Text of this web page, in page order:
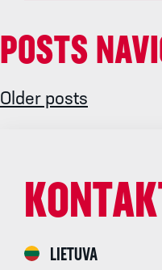
POSTS
Older posts
LIETUVA